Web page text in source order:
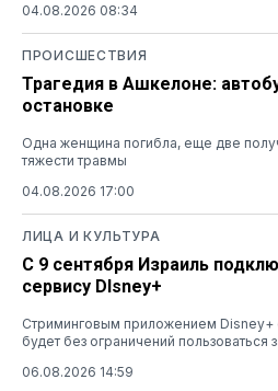
04.08.2026 08:34
ПРОИСШЕСТВИЯ
Трагедия в Ашкелоне:
остановке
Одна женщина погибла, еще две
тяжести травмы
04.08.2026 17:00
ЛИЦА И КУЛЬТУРА
С 9 сентября Израиль
сервису DIsney+
Стриминговым приложением Disney+
будет без ограничений пользоваться
06.08.2026 14:59